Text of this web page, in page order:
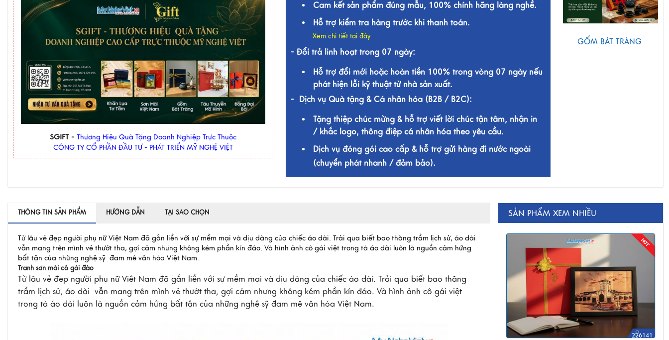
SGIFT - Thương Hiệu Quà Tặng Doanh Nghiệp Trực Thuộc
CÔNG TY CỔ PHẦN ĐẦU TƯ - PHÁT TRIỂN MỸ NGHỆ VIỆT
Cam kết sản phẩm đúng mẫu, 100% chính hãng làng nghề.
Hỗ trợ kiểm tra hàng trước khi thanh toán.
Xem chi tiết tại đây
- Đổi trả linh hoạt trong 07 ngày:
Hỗ trợ đổi mới hoặc hoàn tiền 100% trong vòng 07 ngày nếu
phát hiện lỗi kỹ thuật từ nhà sản xuất.
- Dịch vụ Quà tặng & Cá nhân hóa (B2B / B2C):
Tặng thiệp chúc mừng & hỗ trợ viết lời chúc tận tâm, nhận in
/ khắc logo, thông điệp cá nhân hóa theo yêu cầu.
Dịch vụ đóng gói cao cấp & hỗ trợ gửi hàng đi nước ngoài
(chuyển phát nhanh / đảm bảo).
GỐM BÁT TRÀNG
THÔNG TIN SẢN PHẨM HƯỚNG DẪN TẠI SAO CHỌN
Từ lâu vẻ đẹp người phụ nữ Việt Nam đã gắn liền với sự mềm mại và dịu dàng của chiếc áo dài. Trải qua biết bao thăng trầm lịch sử, áo dài
vẫn mang trên mình vẻ thướt tha, gợi cảm nhưng không kém phần kín đáo. Và hình ảnh cô gái việt trong tà áo dài luôn là nguồn cảm hứng
bất tận của những nghệ sỹ đam mê văn hóa Việt Nam.
Tranh sơn mài cô gái đào
Từ lâu vẻ đẹp người phụ nữ Việt Nam đã gắn liền với sự mềm mại và dịu dàng của chiếc áo dài. Trải qua biết bao thăng
trầm lịch sử, áo dài vẫn mang trên mình vẻ thướt tha, gợi cảm nhưng không kém phần kín đáo. Và hình ảnh cô gái việt
trong tà áo dài luôn là nguồn cảm hứng bất tận của những nghệ sỹ đam mê văn hóa Việt Nam.
SẢN PHẨM XEM NHIỀU
226141